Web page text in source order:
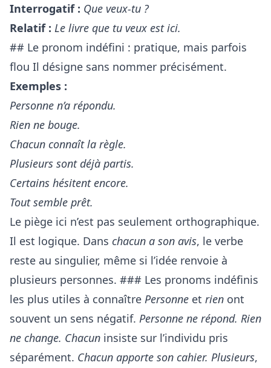
Interrogatif : Que veux-tu ?
Relatif : Le livre que tu veux est ici.
## Le pronom indéfini : pratique, mais parfois
flou Il désigne sans nommer précisément.
Exemples :
Personne n’a répondu.
Rien ne bouge.
Chacun connaît la règle.
Plusieurs sont déjà partis.
Certains hésitent encore.
Tout semble prêt.
Le piège ici n’est pas seulement orthographique.
Il est logique. Dans chacun a son avis, le verbe
reste au singulier, même si l’idée renvoie à
plusieurs personnes. ### Les pronoms indéfinis
les plus utiles à connaître Personne et rien ont
souvent un sens négatif. Personne ne répond. Rien
ne change. Chacun insiste sur l’individu pris
séparément. Chacun apporte son cahier. Plusieurs,